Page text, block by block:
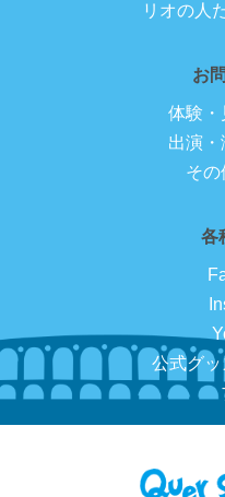
リオの人
お
体験・
出演・
その
各
公式グ